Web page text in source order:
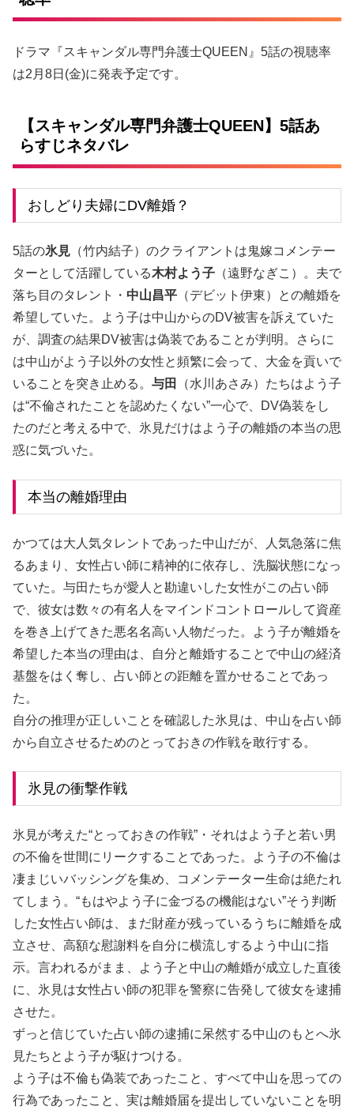
ドラマ『スキャンダル専門弁護士QUEEN』5話の視聴率
は2月8日(金)に発表予定です。
【スキャンダル専門弁護士QUEEN】5話あ
らすじネタバレ
おしどり夫婦にDV離婚？
5話の氷見 （竹内結子）のクライアントは鬼嫁コメンテー
ターとして活躍している木村よう子 （遠野なぎこ）。夫で
落ち目のタレント・ 中山昌平 （デビット伊東）との離婚を
希望していた。よう子は中山からのDV被害を訴えていた
が、調査の結果DV被害は偽装であることが判明。さらに
は中山がよう子以外の女性と頻繁に会って、大金を貢いで
いることを突き止める。 与田
（水川あさみ）たちはよう子
は“不倫されたことを認めたくない”一心で、DV偽装をし
たのだと考える中で、氷見だけはよう子の離婚の本当の思
惑に気づいた。
本当の離婚理由
かつては大人気タレントであった中山だが、人気急落に焦
るあまり、女性占い師に精神的に依存し、洗脳状態になっ
ていた。与田たちが愛人と勘違いした女性がこの占い師
で、彼女は数々の有名人をマインドコントロールして資産
を巻き上げてきた悪名名高い人物だった。よう子が離婚を
希望した本当の理由は、自分と離婚することで中山の経済
基盤をはく奪し、占い師との距離を置かせることであっ
た。
自分の推理が正しいことを確認した氷見は、中山を占い師
から自立させるためのとっておきの作戦を敢行する。
氷見の衝撃作戦
氷見が考えた“とっておきの作戦”・それはよう子と若い男
の不倫を世間にリークすることであった。よう子の不倫は
凄まじいバッシングを集め、コメンテーター生命は絶たれ
てしまう。“もはやよう子に金づるの機能はない”そう判断
した女性占い師は、まだ財産が残っているうちに離婚を成
立させ、高額な慰謝料を自分に横流しするよう中山に指
示。言われるがまま、よう子と中山の離婚が成立した直後
に、氷見は女性占い師の犯罪を警察に告発して彼女を逮捕
させた。
ずっと信じていた占い師の逮捕に呆然する中山のもとへ氷
見たちとよう子が駆けつける。
よう子は不倫も偽装であったこと、すべて中山を思っての
行為であったこと、実は離婚届を提出していないことを明